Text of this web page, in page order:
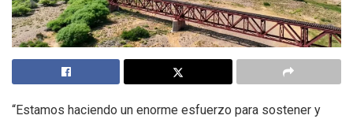
“Estamos haciendo un enorme esfuerzo para sostener y